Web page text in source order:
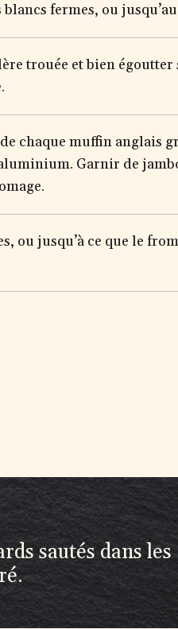
blancs fermes, ou
trouée et bien
chaque muffin anglais
Garnir de
ou jusqu’à ce que le
sautés dans les